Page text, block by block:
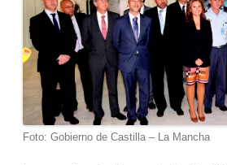
Foto: Gobierno de Castilla – La Mancha